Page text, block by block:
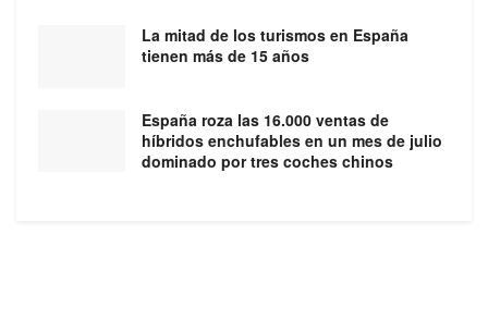
La mitad de los turismos en España
tienen más de 15 años
España roza las 16.000 ventas de
híbridos enchufables en un mes de julio
dominado por tres coches chinos